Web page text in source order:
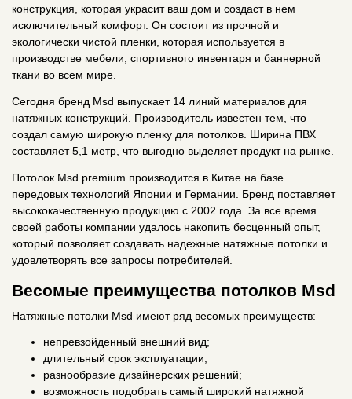
конструкция, которая украсит ваш дом и создаст в нем
исключительный комфорт. Он состоит из прочной и
экологически чистой пленки, которая используется в
производстве мебели, спортивного инвентаря и баннерной
ткани во всем мире.
Сегодня бренд Мsd выпускает 14 линий материалов для
натяжных конструкций. Производитель известен тем, что
создал самую широкую пленку для потолков. Ширина ПВХ
составляет 5,1 метр, что выгодно выделяет продукт на рынке.
Потолок Мsd premium производится в Китае на базе
передовых технологий Японии и Германии. Бренд поставляет
высококачественную продукцию с 2002 года. За все время
своей работы компании удалось накопить бесценный опыт,
который позволяет создавать надежные натяжные потолки и
удовлетворять все запросы потребителей.
Весомые преимущества потолков Мsd
Натяжные потолки Мsd имеют ряд весомых преимуществ:
непревзойденный внешний вид;
длительный срок эксплуатации;
разнообразие дизайнерских решений;
возможность подобрать самый широкий натяжной